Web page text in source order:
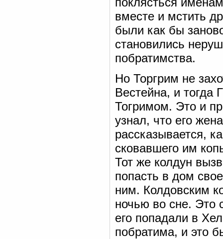
вместе и мстить
были как бы
становились
побратимства.
Но Торгрим не
Вестейна, и тогда
Тогримом. Это и
узнал, что его
рассказывается,
сковавшего им
Тот же колдун
попасть в дом
ним. Колдовским
ночью во сне. Это
его попадали в
побратима, и это